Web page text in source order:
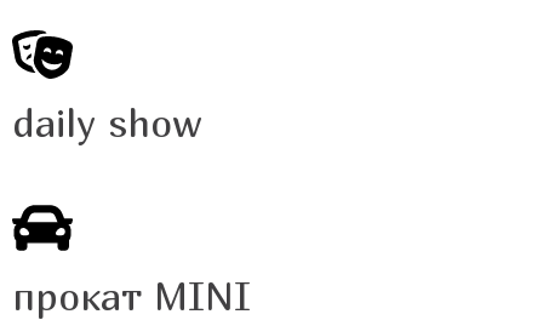
daily show
прокат MINI